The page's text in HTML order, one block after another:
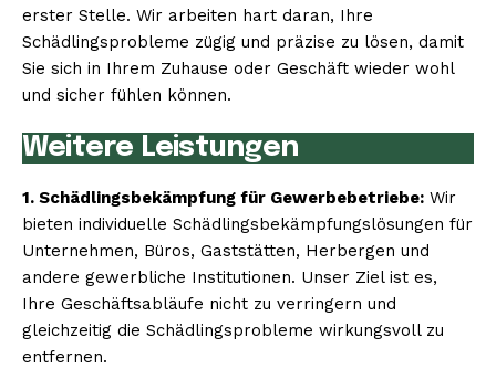
erster Stelle. Wir arbeiten hart daran, Ihre
Schädlingsprobleme zügig und präzise zu lösen, damit
Sie sich in Ihrem Zuhause oder Geschäft wieder wohl
und sicher fühlen können.
Weitere Leistungen
1. Schädlingsbekämpfung für Gewerbebetriebe: Wir
bieten individuelle Schädlingsbekämpfungslösungen für
Unternehmen, Büros, Gaststätten, Herbergen und
andere gewerbliche Institutionen. Unser Ziel ist es,
Ihre Geschäftsabläufe nicht zu verringern und
gleichzeitig die Schädlingsprobleme wirkungsvoll zu
entfernen.